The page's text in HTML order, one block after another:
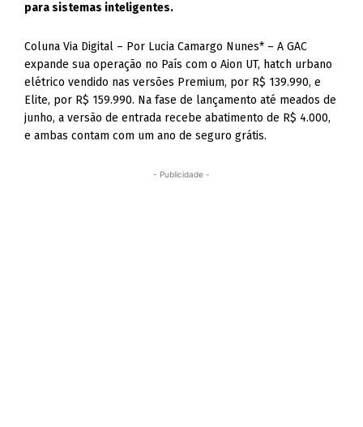
para sistemas inteligentes.
Coluna Via Digital – Por Lucia Camargo Nunes* – A GAC
expande sua operação no País com o Aion UT, hatch urbano
elétrico vendido nas versões Premium, por R$ 139.990, e
Elite, por R$ 159.990. Na fase de lançamento até meados de
junho, a versão de entrada recebe abatimento de R$ 4.000,
e ambas contam com um ano de seguro grátis.
- Publicidade -